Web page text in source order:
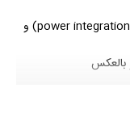
با 3 قابلیت: توان خورشیدی، تجمع توان (power integration) و